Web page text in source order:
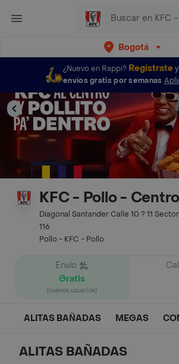
Bogotá
¿Nuevo en Rappi? Regístrate
envíos gratis por semanas
KFC - Pollo -
Diagonal Santander Calle 10 ? 11
116
Pollo - KFC - Pollo
Envío
Gratis
(nuevos usuarios)
ALITAS BAÑADAS MEGAS
ALITAS BAÑADAS